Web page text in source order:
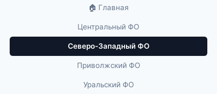
🏠 Главная
Центральный ФО
Северо-Западный ФО
Приволжский ФО
Уральский ФО